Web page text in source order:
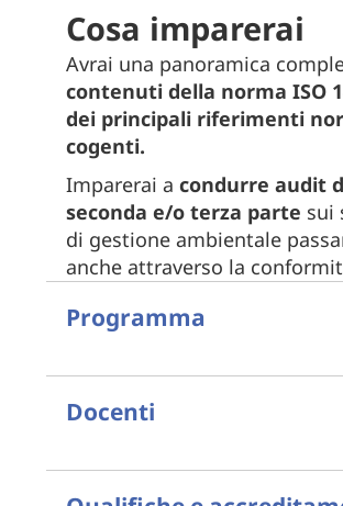
Cosa imparerai
Avrai una panoramica
contenuti della norma ISO
dei principali riferimenti
cogenti.
Imparerai a condurre audit
seconda e/o terza parte sui
di gestione ambientale
anche attraverso la
Potrai condurre audit
17021, programmare e
pertinenti e completi,
risultanze dell’audit al
Programma
programma didattico della
sistema ISO 14001:2015 per
di gestione ambientale, con i
Docenti